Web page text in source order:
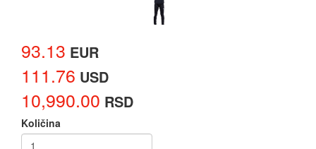
93.13 EUR
111.76 USD
10,990.00 RSD
Količina